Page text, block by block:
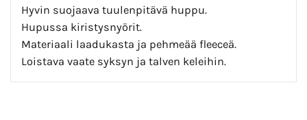
Hyvin suojaava tuulenpitävä huppu.
Hupussa kiristysnyörit.
Materiaali laadukasta ja pehmeää fleeceä.
Loistava vaate syksyn ja talven keleihin.